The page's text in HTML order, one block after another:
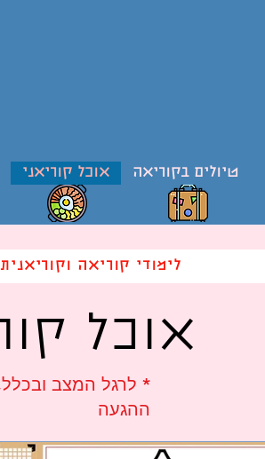
אוכל קוריאני טיולים בקוריאה
לימודי קוריאה וקוריאנית
אוכל
* לרגל המצב
ההגעה